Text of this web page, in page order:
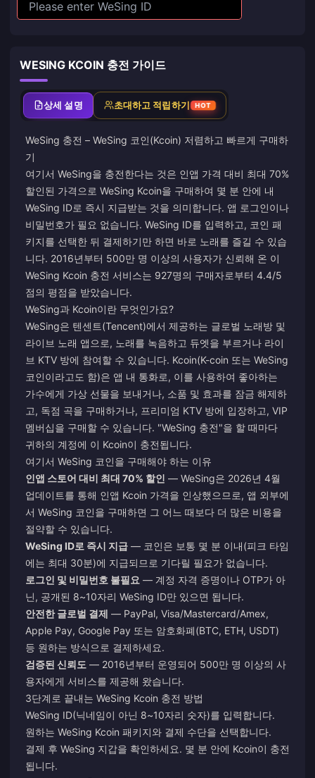
WESING KCOIN 충전 가이드
상세 설명 초대하고 적립하기 HOT
WeSing 충전 – WeSing 코인(Kcoin) 저렴하고 빠르게 구매하
기
여기서 WeSing을 충전한다는 것은 인앱 가격 대비 최대 70%
할인된 가격으로 WeSing Kcoin을 구매하여 몇 분 안에 내
WeSing ID로 즉시 지급받는 것을 의미합니다. 앱 로그인이나
비밀번호가 필요 없습니다. WeSing ID를 입력하고, 코인 패
키지를 선택한 뒤 결제하기만 하면 바로 노래를 즐길 수 있습
니다. 2016년부터 500만 명 이상의 사용자가 신뢰해 온 이
WeSing Kcoin 충전 서비스는 927명의 구매자로부터 4.4/5
점의 평점을 받았습니다.
WeSing과 Kcoin이란 무엇인가요?
WeSing은 텐센트(Tencent)에서 제공하는 글로벌 노래방 및
라이브 노래 앱으로, 노래를 녹음하고 듀엣을 부르거나 라이
브 KTV 방에 참여할 수 있습니다. Kcoin(K-coin 또는 WeSing
코인이라고도 함)은 앱 내 통화로, 이를 사용하여 좋아하는
가수에게 가상 선물을 보내거나, 소품 및 효과를 잠금 해제하
고, 독점 곡을 구매하거나, 프리미엄 KTV 방에 입장하고, VIP
멤버십을 구매할 수 있습니다. "WeSing 충전"을 할 때마다
귀하의 계정에 이 Kcoin이 충전됩니다.
여기서 WeSing 코인을 구매해야 하는 이유
인앱 스토어 대비 최대 70% 할인 — WeSing은 2026년 4월
업데이트를 통해 인앱 Kcoin 가격을 인상했으므로, 앱 외부에
서 WeSing 코인을 구매하면 그 어느 때보다 더 많은 비용을
절약할 수 있습니다.
WeSing ID로 즉시 지급 — 코인은 보통 몇 분 이내(피크 타임
에는 최대 30분)에 지급되므로 기다릴 필요가 없습니다.
로그인 및 비밀번호 불필요 — 계정 자격 증명이나 OTP가 아
닌, 공개된 8~10자리 WeSing ID만 있으면 됩니다.
안전한 글로벌 결제 — PayPal, Visa/Mastercard/Amex,
Apple Pay, Google Pay 또는 암호화폐(BTC, ETH, USDT)
등 원하는 방식으로 결제하세요.
검증된 신뢰도 — 2016년부터 운영되어 500만 명 이상의 사
용자에게 서비스를 제공해 왔습니다.
3단계로 끝내는 WeSing Kcoin 충전 방법
WeSing ID(닉네임이 아닌 8~10자리 숫자)를 입력합니다.
원하는 WeSing Kcoin 패키지와 결제 수단을 선택합니다.
결제 후 WeSing 지갑을 확인하세요. 몇 분 안에 Kcoin이 충전
됩니다.